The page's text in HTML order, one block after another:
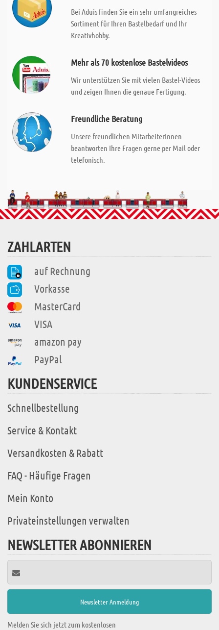
Bei Aduis finden Sie ein sehr umfangreiches
Sortiment für Ihren Bastelbedarf und Ihr
Kreativhobby.
Mehr als 70 kostenlose Bastelvideos
Wir unterstützen Sie mit vielen Bastel-Videos
und zeigen Ihnen die genaue Fertigung.
Freundliche Beratung
Unsere freundlichen MitarbeiterInnen
beantworten Ihre Fragen gerne per Mail oder
telefonisch.
ZAHLARTEN
auf Rechnung
Vorkasse
MasterCard
VISA
amazon pay
PayPal
KUNDENSERVICE
Schnellbestellung
Service & Kontakt
Versandkosten & Rabatt
FAQ - Häufige Fragen
Mein Konto
Privateinstellungen verwalten
NEWSLETTER ABONNIEREN
Melden Sie sich jetzt zum kostenlosen